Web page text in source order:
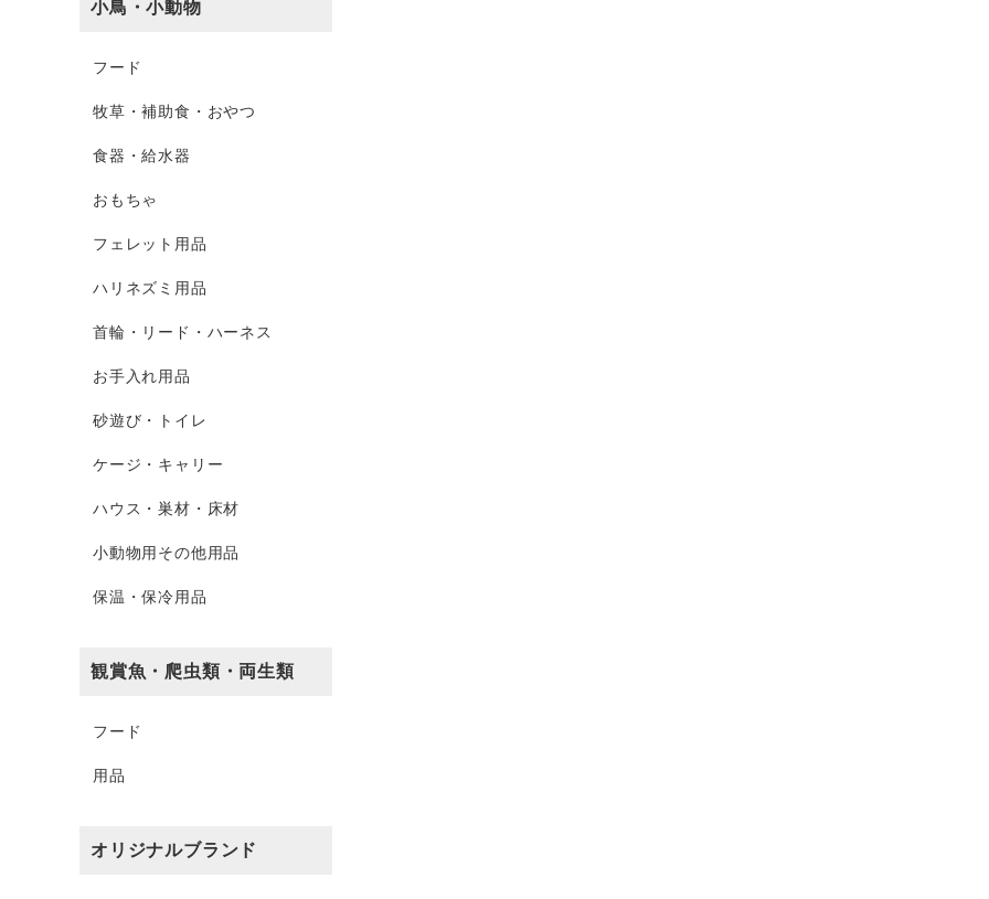
小鳥・小動物
フード
牧草・補助食・おやつ
食器・給水器
おもちゃ
フェレット用品
ハリネズミ用品
首輪・リード・ハーネス
お手入れ用品
砂遊び・トイレ
ケージ・キャリー
ハウス・巣材・床材
小動物用その他用品
保温・保冷用品
観賞魚・爬虫類・両生類
フード
用品
オリジナルブランド